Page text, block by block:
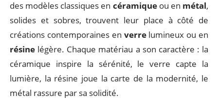
des modèles classiques en céramiqueou en métal,
solides et sobres, trouvent leur place à côté de
créations contemporaines en verrelumineux ou en
résine légère. Chaque matériau a son caractère : la
céramique inspire la sérénité, le verre capte la
lumière, la résine joue la carte de la modernité, le
métal rassure par sa solidité.